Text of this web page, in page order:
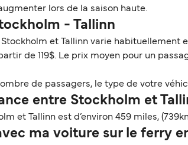
lors de la saison haute.
- Tallinn
et Tallinn varie habituellement
de 119$. Le prix moyen pour un
de passagers, le type de votre
entre Stockholm et
et Tallinn est d’environ 459 miles,
ma voiture sur le ferry